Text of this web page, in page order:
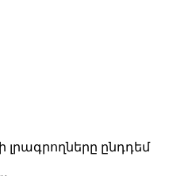
լրագրողները ընդդեմ